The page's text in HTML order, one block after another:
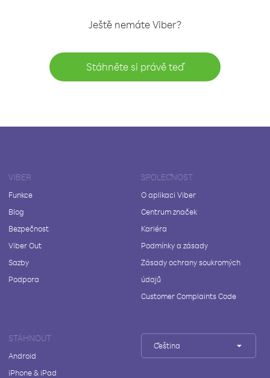
Ještě nemáte Viber?
Stáhněte si právě teď
VIBER
Funkce
Blog
Bezpečnost
Viber Out
Sazby
Podpora
SPOLEČNOST
O aplikaci Viber
Centrum značek
Kariéra
Podmínky a zásady
Zásady ochrany soukromých
údajů
Customer Complaints Code
STÁHNOUT
Android
iPhone & iPad
Čeština